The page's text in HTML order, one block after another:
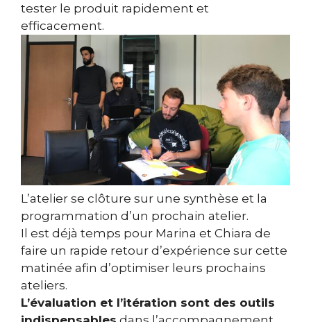
tester le produit rapidement et
efficacement.
L’atelier se clôture sur une synthèse et la
programmation d’un prochain atelier.
Il est déjà temps pour Marina et Chiara de
faire un rapide retour d’expérience sur cette
matinée afin d’optimiser leurs prochains
ateliers.
L’évaluation et l’itération sont des outils